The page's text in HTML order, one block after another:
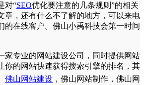
对“SEO优化要注意的几条规则”的相关
章，还有什么不了解的地方，可以来电
的在线客户。佛山小禹科技会第一时间
家专业的网站建设公司，同时提供网站
你的网站快速获得搜索引擎的排名，其
佛山网站建设 ， 佛山网站制作 ， 佛山网